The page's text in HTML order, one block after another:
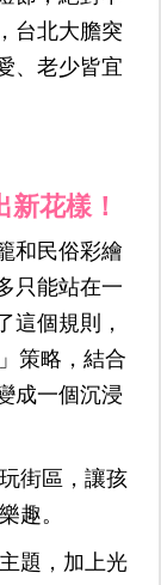
台北大膽突
、老少皆宜
花樣！
和民俗彩繪
只能站在一
這個規則，
策略，結合
成一個沉浸
街區，讓孩
趣。
題，加上光